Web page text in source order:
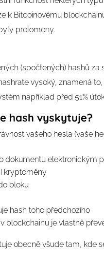
k Bitcoinovému
prolomeny.
(spočtených) hashů
vysoký, znamená
například před 51%
hash vyskytuje?
vašeho hesla (vaše
dokumentu elektronickým
kryptoměny
bloku
hash toho předchozího
blockchainu je vlastně
obecně všude tam, kde